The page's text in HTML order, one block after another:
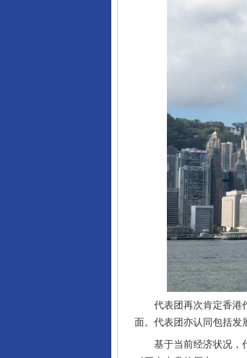
代表团再次肯定香港作
面。代表团亦认同包括发
基于当前经济状况，代